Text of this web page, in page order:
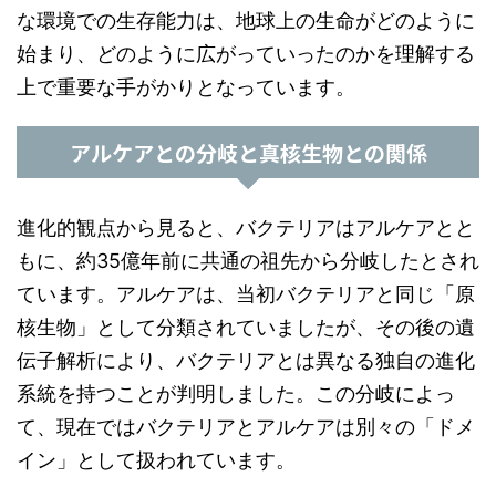
な環境での生存能力は、地球上の生命がどのように
始まり、どのように広がっていったのかを理解する
上で重要な手がかりとなっています。
アルケアとの分岐と真核生物との関係
進化的観点から見ると、バクテリアはアルケアとと
もに、約35億年前に共通の祖先から分岐したとされ
ています。アルケアは、当初バクテリアと同じ「原
核生物」として分類されていましたが、その後の遺
伝子解析により、バクテリアとは異なる独自の進化
系統を持つことが判明しました。この分岐によっ
て、現在ではバクテリアとアルケアは別々の「ドメ
イン」として扱われています。